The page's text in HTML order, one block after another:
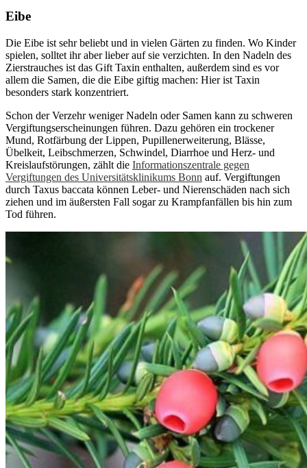
Eibe
Die Eibe ist sehr beliebt und in vielen Gärten zu finden. Wo Kinder
spielen, solltet ihr aber lieber auf sie verzichten. In den Nadeln des
Zierstrauches ist das Gift Taxin enthalten, außerdem sind es vor
allem die Samen, die die Eibe giftig machen: Hier ist Taxin
besonders stark konzentriert.
Schon der Verzehr weniger Nadeln oder Samen kann zu schweren
Vergiftungserscheinungen führen. Dazu gehören ein trockener
Mund, Rotfärbung der Lippen, Pupillenerweiterung, Blässe,
Übelkeit, Leibschmerzen, Schwindel, Diarrhoe und Herz- und
Kreislaufstörungen, zählt die Informationszentrale gegen
Vergiftungen des Universitätsklinikums Bonn auf. Vergiftungen
durch Taxus baccata können Leber- und Nierenschäden nach sich
ziehen und im äußersten Fall sogar zu Krampfanfällen bis hin zum
Tod führen.